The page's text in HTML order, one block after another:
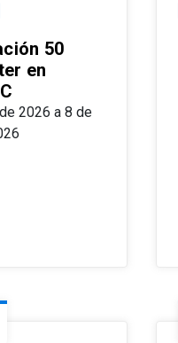
50
en
2026 a 8 de